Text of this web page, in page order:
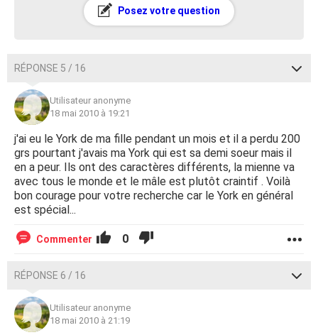
Posez votre question
RÉPONSE 5 / 16
Utilisateur anonyme
18 mai 2010 à 19:21
j'ai eu le York de ma fille pendant un mois et il a perdu 200
grs pourtant j'avais ma York qui est sa demi soeur mais il
en a peur. Ils ont des caractères différents, la mienne va
avec tous le monde et le mâle est plutôt craintif . Voilà
bon courage pour votre recherche car le York en général
est spécial...
Commenter 0
RÉPONSE 6 / 16
Utilisateur anonyme
18 mai 2010 à 21:19